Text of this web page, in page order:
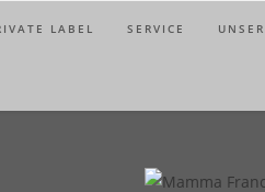
LABEL SERVICE